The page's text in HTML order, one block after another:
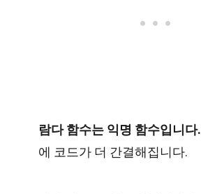
람다 함수는 익명 함수입니다.
에 코드가 더 간결해집니다.